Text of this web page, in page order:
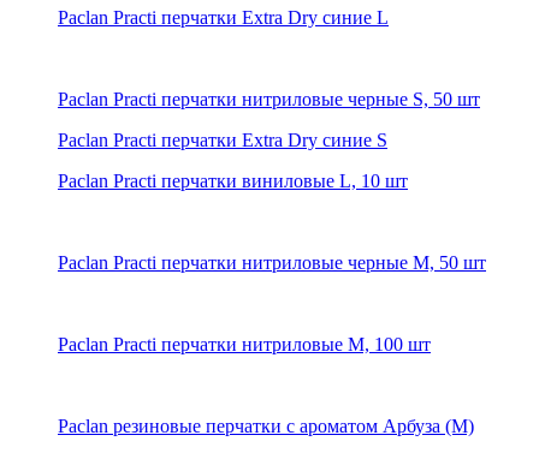
Paclan Practi перчатки Extra Dry синие L
Paclan Practi перчатки нитриловые черные S, 50 шт
Paclan Practi перчатки Extra Dry синие S
Paclan Practi перчатки виниловые L, 10 шт
Paclan Practi перчатки нитриловые черные M, 50 шт
Paclan Practi перчатки нитриловые M, 100 шт
Paclan резиновые перчатки с ароматом Арбуза (M)